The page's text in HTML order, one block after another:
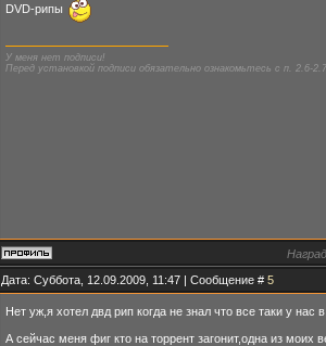
DVD-рипы
У меня нет подписи!
Перед установкой подписи обязательно ознакомьтесь с п. 2.6-2.7
Дата: Суббота, 12.09.2009, 11:47 | Сообщение # 5
Нет уж,я хотел двд рип когда не знал что все таки у нас
А сейчас меня фиг кто на торрент загонит,одна из моих